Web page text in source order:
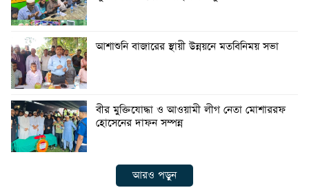
আশাশুনি বাজারের স্থায়ী উন্নয়নে মতবিনিময় সভা
বীর মুক্তিযোদ্ধা ও আওয়ামী লীগ নেতা মোশাররফ
হোসেনের দাফন সম্পন্ন
আরও পড়ুন